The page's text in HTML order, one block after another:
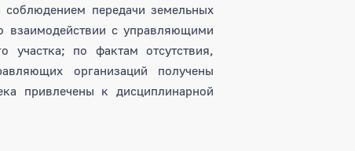
передачи земельных
взаимодействии с управляющими
участка; по фактам отсутствия,
организаций получены
привлечены к дисциплинарной